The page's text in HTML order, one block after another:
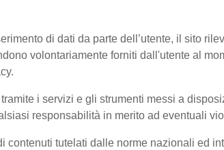
di dati da parte dell’utente, il sito
volontariamente forniti dall'utente al
i servizi e gli strumenti messi a
responsabilità in merito ad eventuali
contenuti tutelati dalle norme nazionali ed